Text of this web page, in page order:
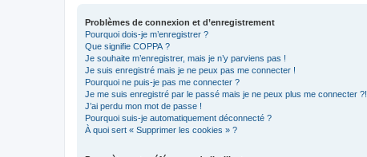
Problèmes de connexion et d’enregistrement
Pourquoi dois-je m’enregistrer ?
Que signifie COPPA ?
Je souhaite m’enregistrer, mais je n’y parviens pas !
Je suis enregistré mais je ne peux pas me connecter !
Pourquoi ne puis-je pas me connecter ?
Je me suis enregistré par le passé mais je ne peux plus me connecter ?!
J’ai perdu mon mot de passe !
Pourquoi suis-je automatiquement déconnecté ?
À quoi sert « Supprimer les cookies » ?